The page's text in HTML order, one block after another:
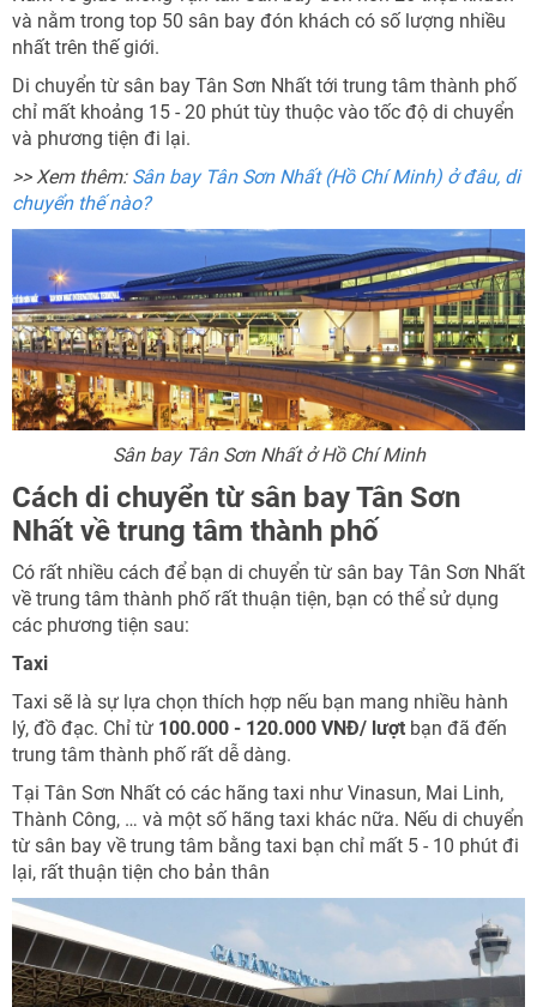
và nằm trong top 50 sân bay đón khách có số lượng nhiều
nhất trên thế giới.
Di chuyển từ sân bay Tân Sơn Nhất tới trung tâm thành phố
chỉ mất khoảng 15 - 20 phút tùy thuộc vào tốc độ di chuyển
và phương tiện đi lại.
>> Xem thêm: Sân bay Tân Sơn Nhất (Hồ Chí Minh) ở đâu, di
chuyển thế nào?
Sân bay Tân Sơn Nhất ở Hồ Chí Minh
Cách di chuyển từ sân bay Tân Sơn
Nhất về trung tâm thành phố
Có rất nhiều cách để bạn di chuyển từ sân bay Tân Sơn Nhất
về trung tâm thành phố rất thuận tiện, bạn có thể sử dụng
các phương tiện sau:
Taxi
Taxi sẽ là sự lựa chọn thích hợp nếu bạn mang nhiều hành
lý, đồ đạc. Chỉ từ 100.000 - 120.000 VNĐ/ lượt bạn đã đến
trung tâm thành phố rất dễ dàng.
Tại Tân Sơn Nhất có các hãng taxi như Vinasun, Mai Linh,
Thành Công, … và một số hãng taxi khác nữa. Nếu di chuyển
từ sân bay về trung tâm bằng taxi bạn chỉ mất 5 - 10 phút đi
lại, rất thuận tiện cho bản thân